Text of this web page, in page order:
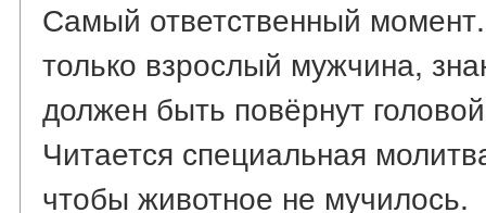
Самый ответственный
только взрослый мужчина,
должен быть повёрнут
Читается специальная
чтобы животное не мучилось.